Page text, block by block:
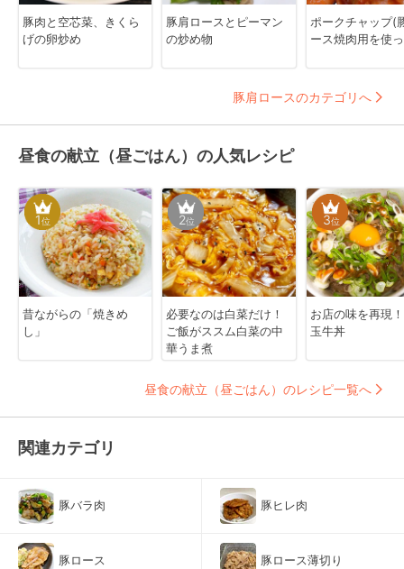
豚肉と空芯菜、きくら
げの卵炒め
豚肩ロースとピーマン
の炒め物
ポークチャップ(
ース焼肉用を使
豚肩ロースのカテゴリへ
昼食の献立（昼ごはん）の人気レシピ
1位
昔ながらの「焼きめ
し」
2位
必要なのは白菜だけ！
ご飯がススム白菜の中
華うま煮
3位
お店の味を再現
玉牛丼
昼食の献立（昼ごはん）のレシピ一覧へ
関連カテゴリ
豚バラ肉 豚ヒレ肉
豚ロース 豚ロース薄切り